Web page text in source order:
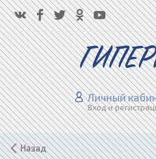
Личный
Вход и
Назад